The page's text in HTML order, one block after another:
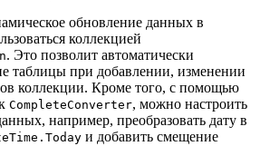
обновление данных в
коллекцией
. Это позволит автоматически
таблицы при добавлении, изменении
коллекции. Кроме того, с помощью
CompleteConverter, можно настроить
например, преобразовать дату в
и добавить смещение